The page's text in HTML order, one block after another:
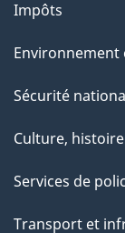
Impôts
Environnement
Sécurité
Culture,
Services de
Transport et